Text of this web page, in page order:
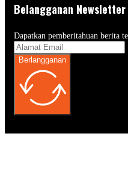
Belangganan Newsletter
Dapatkan pemberitahuan berita
Berlangganan